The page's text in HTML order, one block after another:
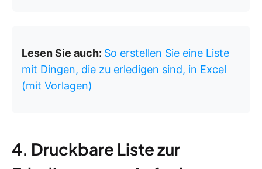
Lesen Sie auch: So erstellen Sie eine Liste
mit Dingen, die zu erledigen sind, in Excel
(mit Vorlagen)
4. Druckbare Liste zur